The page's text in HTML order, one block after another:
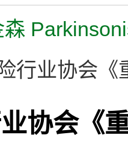
森
行业协会《
协会《